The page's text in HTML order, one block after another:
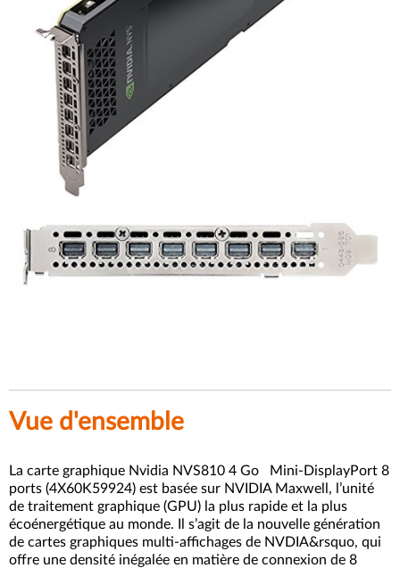
Vue d'ensemble
La carte graphique Nvidia NVS810 4 Go Mini-DisplayPort 8
ports (4X60K59924) est basée sur NVIDIA Maxwell, l’unité
de traitement graphique (GPU) la plus rapide et la plus
écoénergétique au monde. Il s’agit de la nouvelle génération
de cartes graphiques multi-affichages de NVDIA&rsquo, qui
offre une densité inégalée en matière de connexion de 8